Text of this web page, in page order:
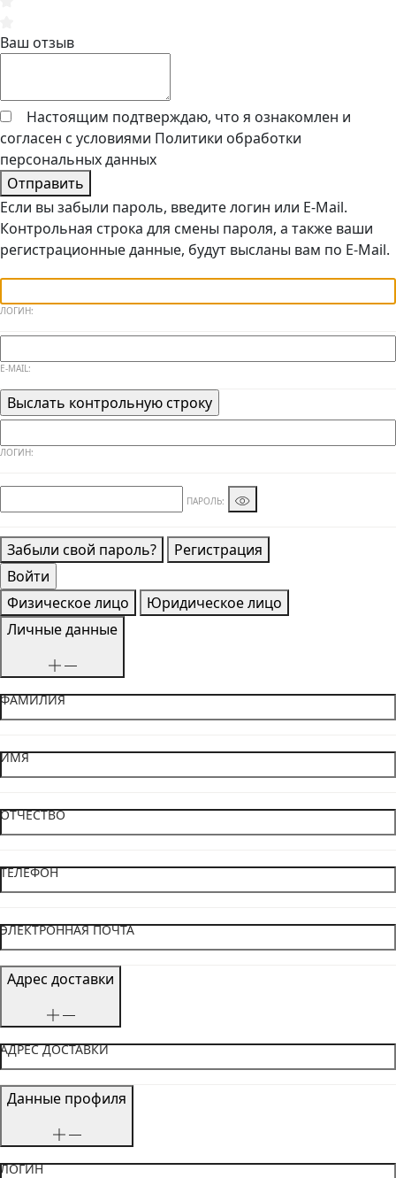
Ваш отзыв
Настоящим подтверждаю, что я ознакомлен и
согласен с условиями Политики обработки
персональных данных
Отправить
Если вы забыли пароль, введите логин или E-Mail.
Контрольная строка для смены пароля, а также ваши
регистрационные данные, будут высланы вам по E-Mail.
ЛОГИН:
E-MAIL:
ЛОГИН:
ПАРОЛЬ:
Забыли свой пароль? Регистрация
Физическое лицо
Юридическое лицо
Личные данные
ФАМИЛИЯ
ИМЯ
ОТЧЕСТВО
ТЕЛЕФОН
ЭЛЕКТРОННАЯ ПОЧТА
Адрес доставки
АДРЕС ДОСТАВКИ
Данные профиля
ЛОГИН